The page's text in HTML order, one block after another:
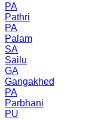
PA
Pathri
PA
Palam
SA
Sailu
GA
Gangakhed
PA
Parbhani
PU